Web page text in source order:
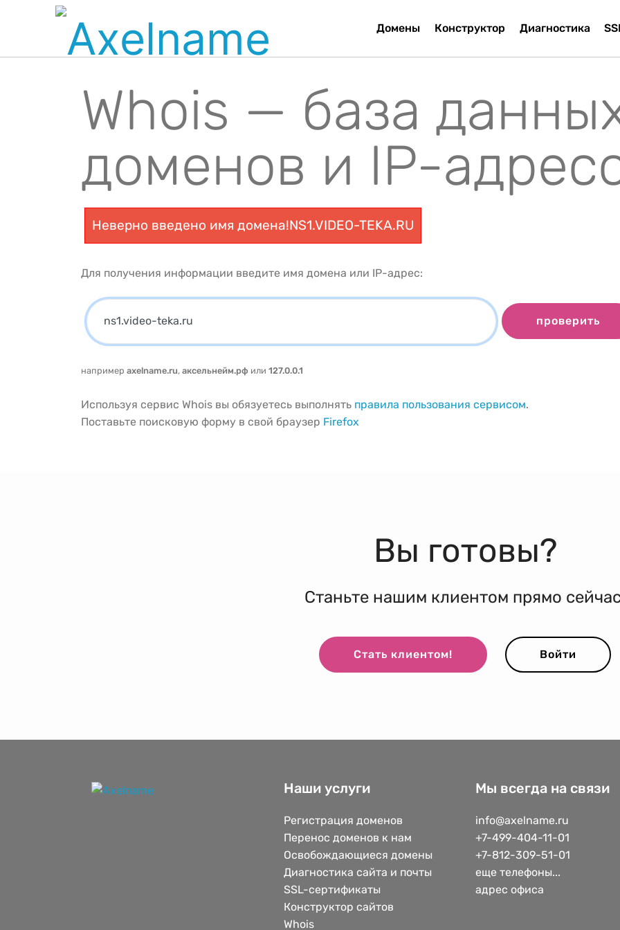
Домены Конструктор Диагностика
Whois — база
доменов и IP-
Неверно введено имя домена!NS1.VIDEO-TEKA.RU
Для получения информации введите имя домена или IP-адрес:
проверить
например axelname.ru, аксельнейм.рф или 127.0.0.1
Используя сервис Whois вы обязуетесь выполнять правила пользования сервисом.
Поставьте поисковую форму в свой браузер Firefox
Вы готовы?
Станьте нашим клиентом прямо
Стать клиентом! Войти
Наши услуги
Регистрация доменов
Перенос доменов к нам
Освобождающиеся домены
Диагностика сайта и почты
SSL-сертификаты
Конструктор сайтов
Whois
Мы всегда на связи
info@axelname.ru
+7-499-404-11-01
+7-812-309-51-01
еще телефоны...
адрес офиса